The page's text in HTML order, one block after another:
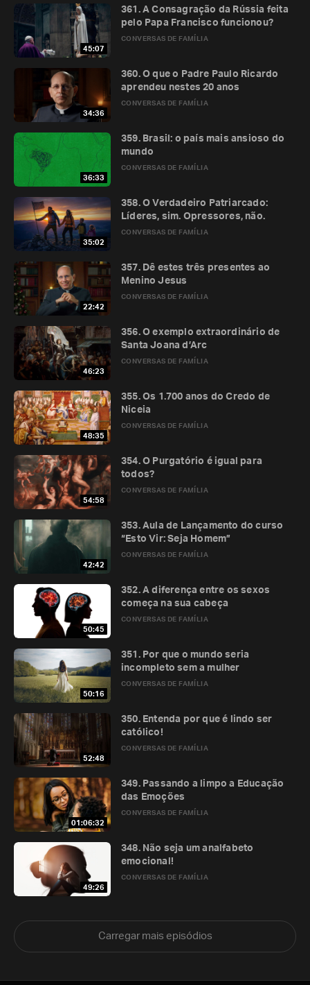
45:07
CONVERSAS DE FAMÍLIA
361. A Consagração da Rússia feita
pelo Papa Francisco funcionou?
34:36
CONVERSAS DE FAMÍLIA
360. O que o Padre Paulo Ricardo
aprendeu nestes 20 anos
36:33
CONVERSAS DE FAMÍLIA
359. Brasil: o país mais ansioso do
mundo
35:02
CONVERSAS DE FAMÍLIA
358. O Verdadeiro Patriarcado:
Líderes, sim. Opressores, não.
22:42
CONVERSAS DE FAMÍLIA
357. Dê estes três presentes ao
Menino Jesus
46:23
CONVERSAS DE FAMÍLIA
356. O exemplo extraordinário de
Santa Joana d’Arc
48:35
CONVERSAS DE FAMÍLIA
355. Os 1.700 anos do Credo de
Niceia
54:58
CONVERSAS DE FAMÍLIA
354. O Purgatório é igual para
todos?
42:42
CONVERSAS DE FAMÍLIA
353. Aula de Lançamento do curso
“Esto Vir: Seja Homem”
50:45
CONVERSAS DE FAMÍLIA
352. A diferença entre os sexos
começa na sua cabeça
50:16
CONVERSAS DE FAMÍLIA
351. Por que o mundo seria
incompleto sem a mulher
52:48
CONVERSAS DE FAMÍLIA
350. Entenda por que é lindo ser
católico!
01:06:32
CONVERSAS DE FAMÍLIA
349. Passando a limpo a Educação
das Emoções
49:26
CONVERSAS DE FAMÍLIA
348. Não seja um analfabeto
emocional!
Carregar mais episódios